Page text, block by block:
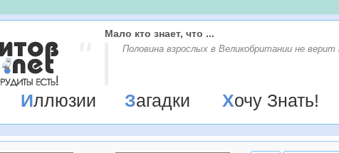
Мало кто знает, что ...
Половина взрослых в Великобритании не верит
Иллюзии Загадки Хочу Знать!